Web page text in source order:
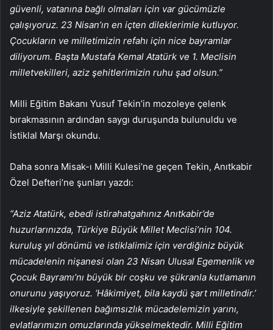
güvenli, vatanına bağlı olmaları için var gücümüzle
çalışıyoruz. 23 Nisan’ın en içten dileklerimle kutluyor.
Çocukların ve milletimizin refahı için nice bayramlar
diliyorum. Başta Mustafa Kemal Atatürk ve 1. Meclisin
milletvekilleri, aziz şehitlerimizin ruhu şad olsun.”
Milli Eğitim Bakanı Yusuf Tekin’in mozoleye çelenk
bırakmasının ardından saygı duruşunda bulunuldu ve
İstiklal Marşı okundu.
Daha sonra Misak-ı Milli Kulesi’ne geçen Tekin, Anıtkabir
Özel Defteri’ne şunları yazdı:
“Aziz Atatürk, ebedi istirahatgahınız Anıtkabir’de
huzurlarınızda, Türkiye Büyük Millet Meclisi’nin 104.
kuruluş yıl dönümü ve istiklalimiz için verdiğiniz büyük
mücadelenin nişanesi olan 23 Nisan Ulusal Egemenlik ve
Çocuk Bayramı’nı büyük bir coşku ve şükranla kutlamanın
onurunu yaşıyoruz. ‘Hâkimiyet, bila kaydü şart milletindir.’
ilkesiyle şekillenen bağımsızlık mücadelemizin yarını,
evlatlarımızın omuzlarında yükselmektedir. Milli Eğitim